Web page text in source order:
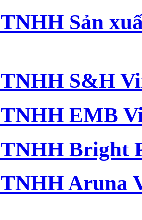
Sản
S&H
EMB
Bright
Aruna